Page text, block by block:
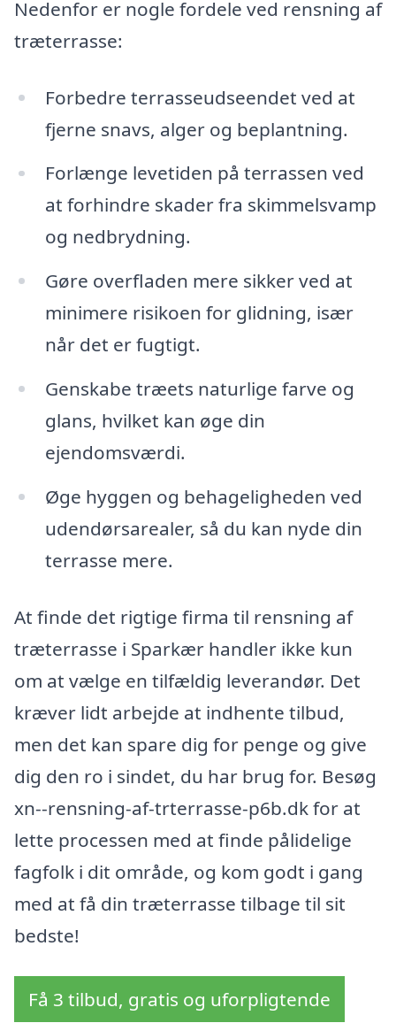
Nedenfor er nogle fordele ved rensning af
træterrasse:
Forbedre terrasseudseendet ved at
fjerne snavs, alger og beplantning.
Forlænge levetiden på terrassen ved
at forhindre skader fra skimmelsvamp
og nedbrydning.
Gøre overfladen mere sikker ved at
minimere risikoen for glidning, især
når det er fugtigt.
Genskabe træets naturlige farve og
glans, hvilket kan øge din
ejendomsværdi.
Øge hyggen og behageligheden ved
udendørsarealer, så du kan nyde din
terrasse mere.
At finde det rigtige firma til rensning af
træterrasse i Sparkær handler ikke kun
om at vælge en tilfældig leverandør. Det
kræver lidt arbejde at indhente tilbud,
men det kan spare dig for penge og give
dig den ro i sindet, du har brug for. Besøg
xn--rensning-af-trterrasse-p6b.dk for at
lette processen med at finde pålidelige
fagfolk i dit område, og kom godt i gang
med at få din træterrasse tilbage til sit
bedste!
Få 3 tilbud, gratis og uforpligtende